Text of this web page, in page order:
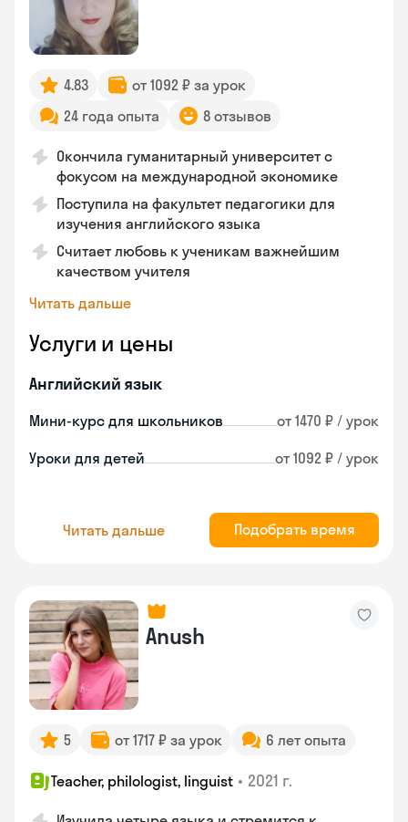
4.83
от 1092 ₽ за урок
24 года опыта
8 отзывов
Окончила гуманитарный университет с
фокусом на международной экономике
Поступила на факультет педагогики для
изучения английского языка
Считает любовь к ученикам важнейшим
качеством учителя
Читать дальше
Услуги и цены
Английский язык
Мини-курс для школьников от 1470 ₽ / урок
Уроки для детей от 1092 ₽ / урок
Читать дальше Подобрать время
Anush
5 от 1717 ₽ за урок 6 лет опыта
Teacher, philologist, linguist • 2021 г.